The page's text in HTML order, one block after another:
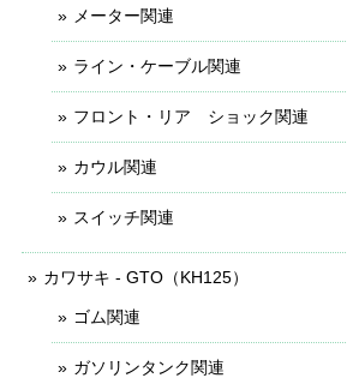
メーター関連
ライン・ケーブル関連
フロント・リア ショック関連
カウル関連
スイッチ関連
カワサキ - GTO（KH125）
ゴム関連
ガソリンタンク関連